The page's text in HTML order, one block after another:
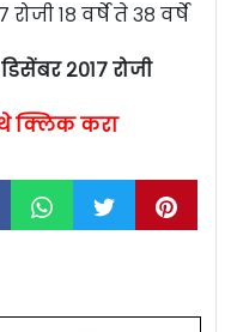
१८ वर्षे ते ३८ वर्षे
२०१७ रोजी
क्लिक करा